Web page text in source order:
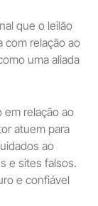
que o leilão
com relação ao
uma aliada
em relação ao
atuem para
ao
e sites falsos.
e confiável